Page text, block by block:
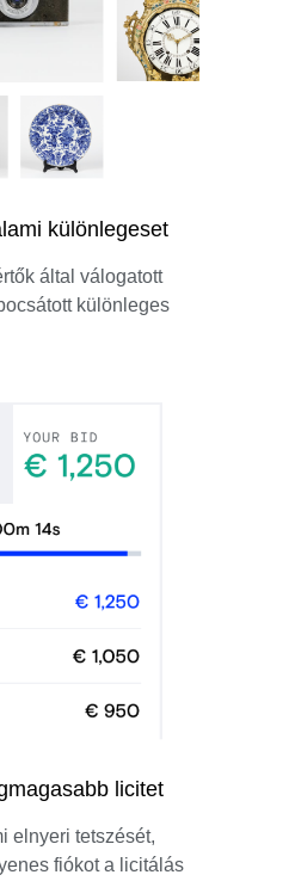
különlegeset
által válogatott
különleges
licitet
elnyeri tetszését,
fiókot a licitálás